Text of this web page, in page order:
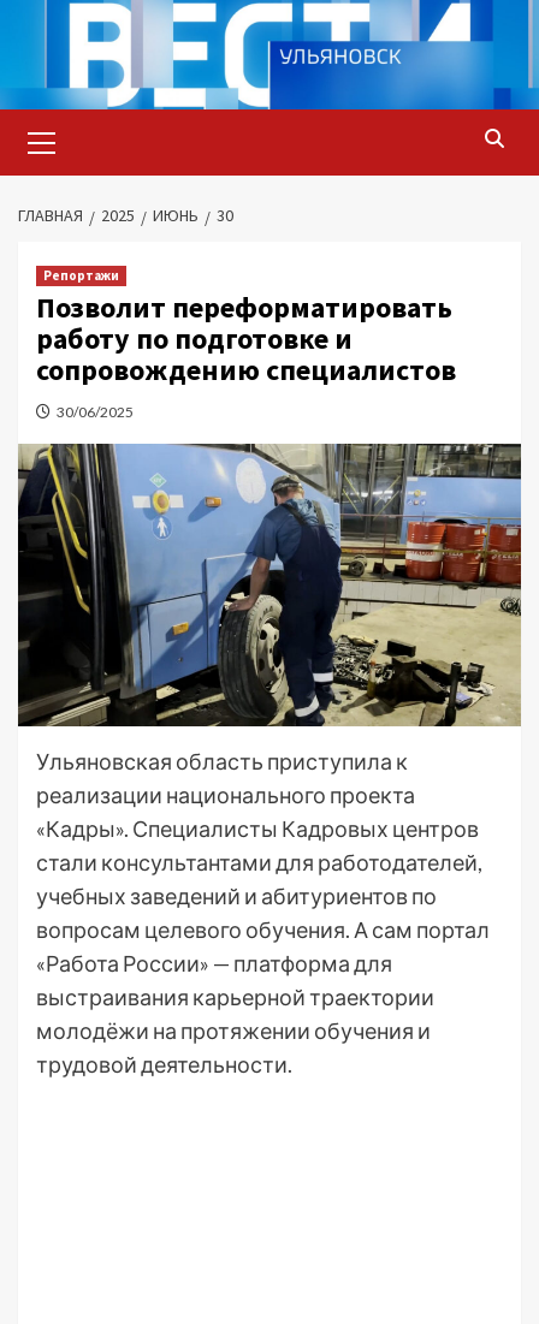
содержимому
меню
ГЛАВНАЯ 2025 ИЮНЬ 30
Репортажи
Позволит переформатировать
работу по подготовке и
сопровождению специалистов
30/06/2025
Ульяновская область приступила к
реализации национального проекта
«Кадры». Специалисты Кадровых центров
стали консультантами для работодателей,
учебных заведений и абитуриентов по
вопросам целевого обучения. А сам портал
«Работа России» — платформа для
выстраивания карьерной траектории
молодёжи на протяжении обучения и
трудовой деятельности.